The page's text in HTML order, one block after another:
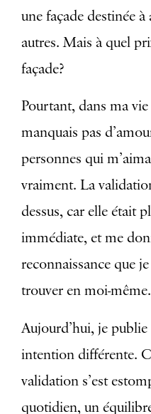
une façade destinée
autres. Mais à quel
façade?
Pourtant, dans ma
manquais pas
personnes qui
vraiment. La
dessus, car elle était
immédiate, et me
reconnaissance que
trouver en moi-même.
Aujourd’hui, je
intention différente.
validation s’est
quotidien, un